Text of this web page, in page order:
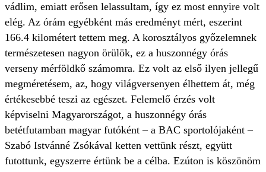
vádlim, emiatt erősen lelassultam, így ez most ennyire volt
elég. Az órám egyébként más eredményt mért, eszerint
166.4 kilométert tettem meg. A korosztályos győzelemnek
természetesen nagyon örülök, ez a huszonnégy órás
verseny mérföldkő számomra. Ez volt az első ilyen jellegű
megméretésem, az, hogy világversenyen élhettem át, még
értékesebbé teszi az egészet. Felemelő érzés volt
képviselni Magyarországot, a huszonnégy órás
betétfutamban magyar futóként – a BAC sportolójaként –
Szabó Istvánné Zsókával ketten vettünk részt, együtt
futottunk, egyszerre értünk be a célba. Ezúton is köszönöm